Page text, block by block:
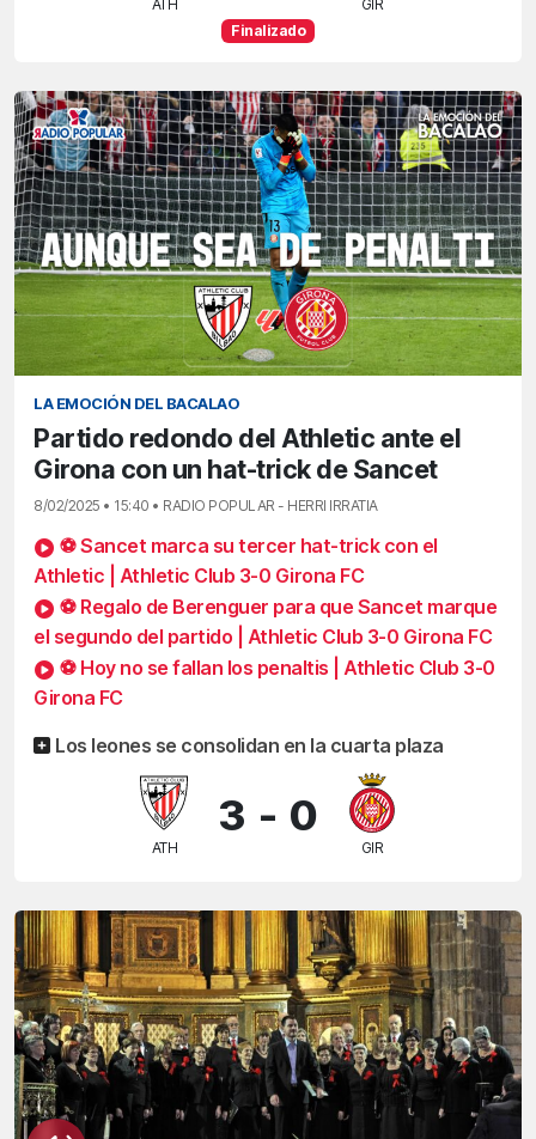
ATH
GIR
Finalizado
LA EMOCIÓN DEL BACALAO
Partido redondo del Athletic ante el
Girona con un hat-trick de Sancet
8/02/2025 • 15:40 • RADIO POPULAR - HERRI IRRATIA
⚽ Sancet marca su tercer hat-trick con el
Athletic | Athletic Club 3-0 Girona FC
⚽ Regalo de Berenguer para que Sancet marque
el segundo del partido | Athletic Club 3-0 Girona FC
⚽ Hoy no se fallan los penaltis | Athletic Club 3-0
Girona FC
Los leones se consolidan en la cuarta plaza
ATH
3 - 0
GIR